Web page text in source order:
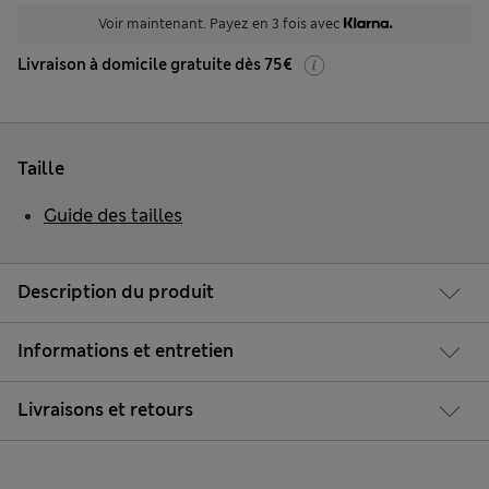
Voir maintenant. Payez en 3 fois avec
Livraison à domicile gratuite dès 75€
Description du produit
Informations et entretien
Livraisons et retours
Taille
Guide des tailles